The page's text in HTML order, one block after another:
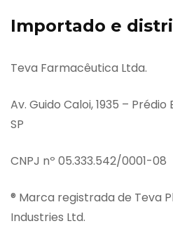
Importado e
Teva Farmacêutica Ltda.
Av. Guido Caloi, 1935 – Prédio
SP
CNPJ nº 05.333.542/0001-08
® Marca registrada de Teva
Industries Ltd.